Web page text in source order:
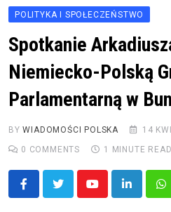
POLITYKA I SPOŁECZEŃSTWO
Spotkanie
Niemiecko-Polską
Parlamentarną w
BYWIADOMOŚCI POLSKA
14
0 COMMENTS 1 MINUTE READ
YoutubeLinkedIn